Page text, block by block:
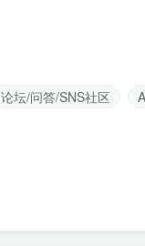
论坛/问答/SNS社区